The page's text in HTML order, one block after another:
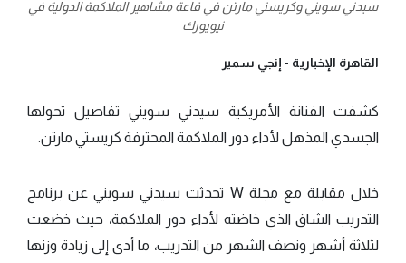
سيدني سويني وكريستي مارتن في قاعة مشاهير الملاكمة الدولية في
نيويورك
القاهرة الإخبارية - إنجي سمير
كشفت الفنانة الأمريكية سيدني سويني تفاصيل تحولها
الجسدي المذهل لأداء دور الملاكمة المحترفة كريستي مارتن.
خلال مقابلة مع مجلة W تحدثت سيدني سويني عن برنامج
التدريب الشاق الذي خاضته لأداء دور الملاكمة، حيث خضعت
لثلاثة أشهر ونصف الشهر من التدريب، ما أدى إلى زيادة وزنها